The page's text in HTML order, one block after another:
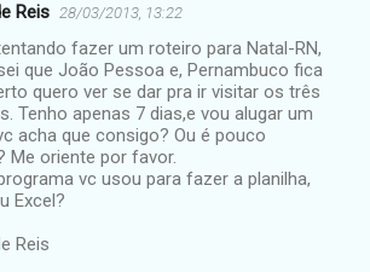
Reis 28/03/2013, 13:22
fazer um roteiro para Natal-RN,
que João Pessoa e, Pernambuco fica
quero ver se dar pra ir visitar os três
Tenho apenas 7 dias,e vou alugar um
acha que consigo? Ou é pouco
Me oriente por favor.
vc usou para fazer a planilha,
Excel?
Reis